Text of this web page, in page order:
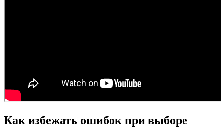
Как избежать ошибок при выборе